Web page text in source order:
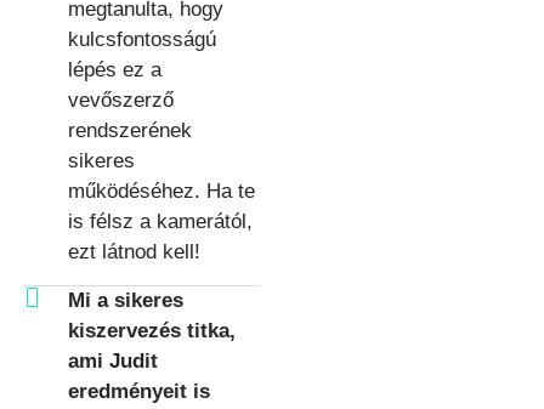
megtanulta, hogy
kulcsfontosságú
lépés ez a
vevőszerző
rendszerének
sikeres
működéséhez. Ha te
is félsz a kamerától,
ezt látnod kell!
Mi a sikeres
kiszervezés titka,
ami Judit
eredményeit is